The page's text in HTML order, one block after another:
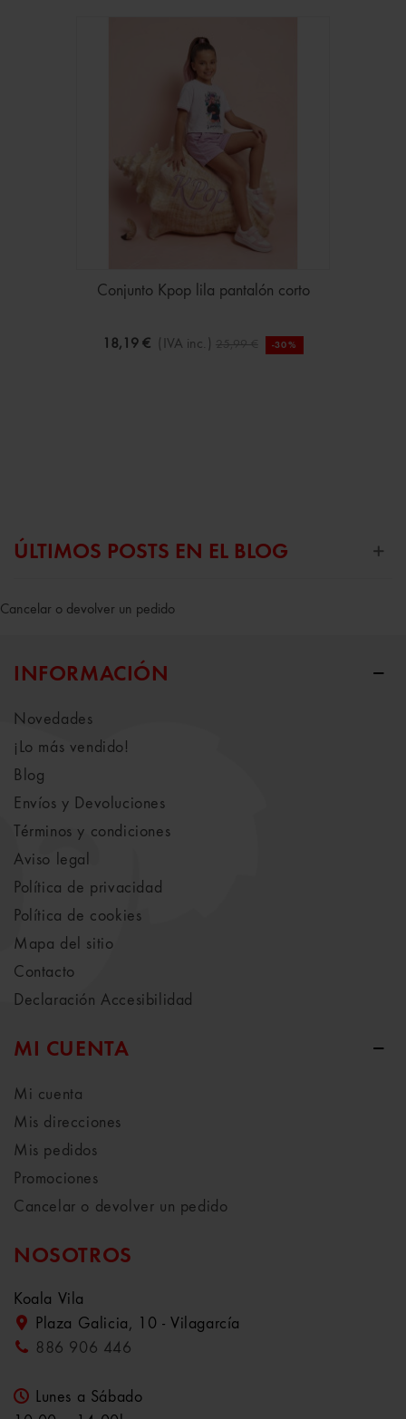
Conjunto Kpop lila pantalón corto
18,19 € (IVA inc.) 25,99 € -30%
ÚLTIMOS POSTS EN EL BLOG
Cancelar o devolver un pedido
INFORMACIÓN
Novedades
¡Lo más vendido!
Blog
Envíos y Devoluciones
Términos y condiciones
Aviso legal
Política de privacidad
Política de cookies
Mapa del sitio
Contacto
Declaración Accesibilidad
MI CUENTA
Mi cuenta
Mis direcciones
Mis pedidos
Promociones
Cancelar o devolver un pedido
NOSOTROS
Koala Vila
Plaza Galicia, 10 - Vilagarcía
886 906 446
Lunes a Sábado